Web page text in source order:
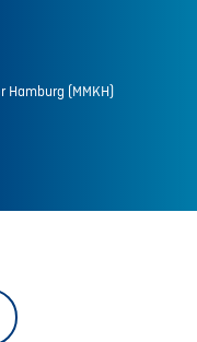
Hamburg (MMKH)